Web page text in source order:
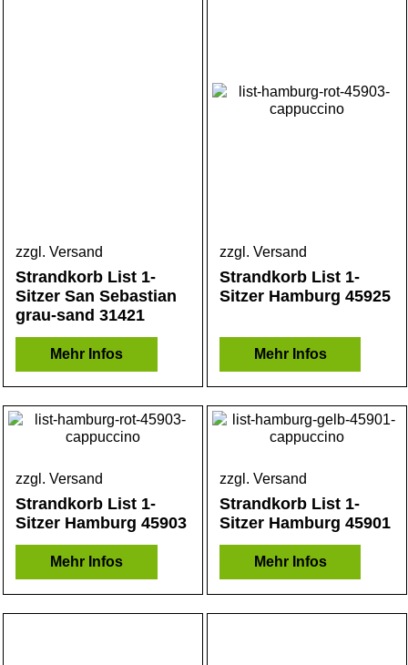
zzgl. Versand
Strandkorb List 1-
Sitzer San Sebastian
grau-sand 31421
Mehr Infos
zzgl. Versand
Strandkorb List 1-
Sitzer Hamburg 45925
Mehr Infos
zzgl. Versand
Strandkorb List 1-
Sitzer Hamburg 45903
Mehr Infos
zzgl. Versand
Strandkorb List 1-
Sitzer Hamburg 45901
Mehr Infos